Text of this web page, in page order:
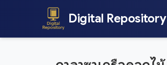
Digital Repository